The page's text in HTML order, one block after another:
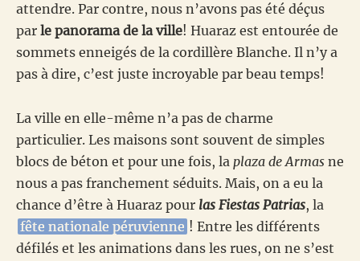
attendre. Par contre, nous n’avons pas été déçus
par le panorama de la ville! Huaraz est entourée de
sommets enneigés de la cordillère Blanche. Il n’y a
pas à dire, c’est juste incroyable par beau temps!
La ville en elle-même n’a pas de charme
particulier. Les maisons sont souvent de simples
blocs de béton et pour une fois, la plaza de Armas ne
nous a pas franchement séduits. Mais, on a eu la
chance d’être à Huaraz pour las Fiestas Patrias, la
fête nationale péruvienne ! Entre les différents
défilés et les animations dans les rues, on ne s’est